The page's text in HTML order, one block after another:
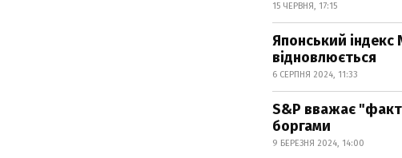
15 ЧЕРВНЯ, 17:15
Японський індекс
відновлюється
6 СЕРПНЯ 2024, 11:33
S&P вважає
боргами
9 БЕРЕЗНЯ 2024, 14:00